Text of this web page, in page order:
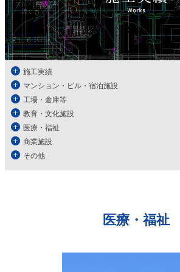
施工実績
マンション・ビル・宿泊施設
工場・倉庫等
教育・文化施設
医療・福祉
商業施設
その他
医療・福祉